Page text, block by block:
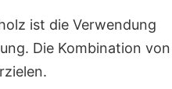
ist die Verwendung
Die Kombination von